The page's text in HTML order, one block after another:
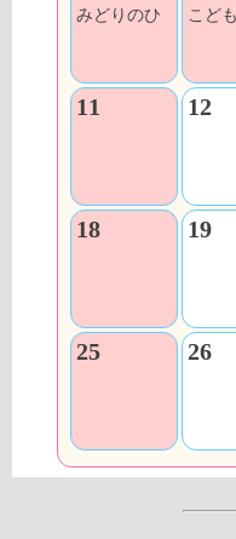
みどりのひ こど
11 12
18 19
25 26